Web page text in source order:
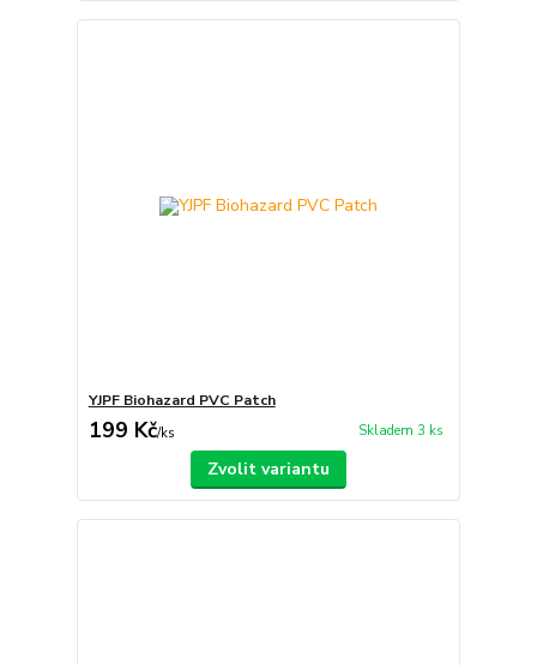
YJPF Biohazard PVC Patch
199 Kč/ks Skladem 3 ks
Zvolit variantu